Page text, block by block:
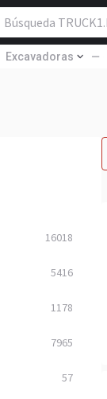
Excavadoras
16018
5416
1178
7965
57